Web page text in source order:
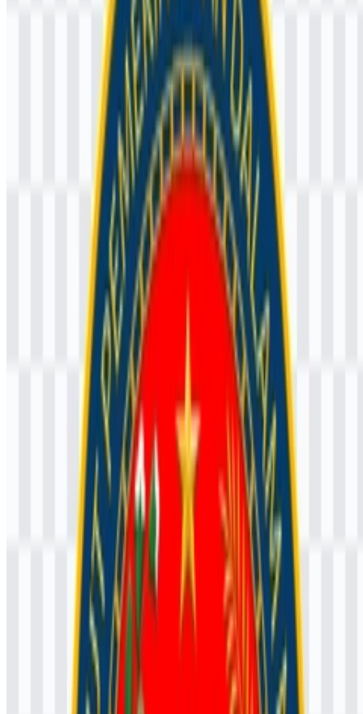
publik, serta pengembangan sumber daya aparatur pemerintahan.
Brand ini erat dikaitkan dengan disiplin, formalitas, profesionalisme,
kepemimpinan, nasionalisme, dan pelayanan publik.
Arti dan Sejarah Logo IPDN
Lambang resmi ini dibangun dari elemen-elemen yang berorientasi
pada institusi dan negara, selaras dengan karakter akademi
pemerintahan. Deskripsi yang tersedia menampilkan bentuk perisai,
simbol pemerintahan, dan ornamen khas yang terkait dengan
pendidikan aparatur sipil negara Indonesia. Logo ini juga memuat
bintang, padi dan kapas, serta obor pendidikan atau simbol
pembelajaran serupa, menciptakan bahasa visual yang
menghubungkan pembentukan akademik dengan tugas publik.
Warna memainkan peran yang jelas dalam identitas ini. Biru
dikaitkan dengan pengabdian, profesionalisme, dan ketegasan,
sedangkan kuning atau emas menyampaikan wibawa,
kepemimpinan, dan kehormatan. Putih dan hitam muncul dalam
beberapa penggunaan, mendukung kontras dan reproduksi yang
praktis. Secara keseluruhan, pilihan visual ini membuat
Pemerintahan Dalam Negeri (IPDN)
cocok untuk penggunaan
institusional formal pada dokumen, papan nama, materi seremonial,
dan profil digital.
Evolusi Logo
Sistem aset saat ini berfokus pada logo PNG berwarna dan versi
SVG yang dapat diskalakan, sehingga institusi memiliki set identitas
yang praktis untuk penggunaan di layar maupun reproduksi
berkualitas tinggi.
Palet Warna IPDN
Palet merek ditetapkan oleh biru, kuning atau emas, putih, dan hitam
pada beberapa aplikasi. Warna-warna ini bukan sekadar tambahan
dekoratif; semuanya merupakan bagian dari struktur visual resmi
lambang dan mendukung karakter formal serta berorientasi negara
dari institusi ini.
pengabdian, profesionalisme, dan keteguhan
Kuning/Emas:wibawa, kepemimpinan, dan kehormatan
kejernihan dan tampilan formal
digunakan pada beberapa aplikasi untuk kontras dan
keterbacaan
Bagi pengguna yang mencari file praktis, versi
PNG Institut